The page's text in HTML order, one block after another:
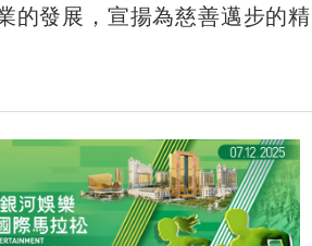
的發展，宣揚為慈善邁步的精